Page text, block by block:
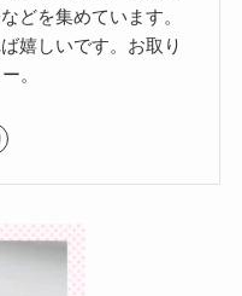
どを集めています。
嬉しいです。お取り
。